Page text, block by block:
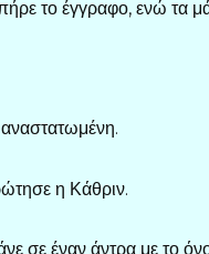
το έγγραφο, ενώ τα
η Κάθριν.
σε έναν άντρα με το